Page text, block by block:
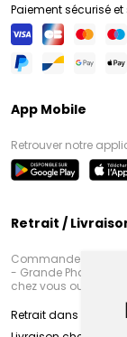
Paiement sécurisé
App Mobile
Retrouver notre
Retrait /
Commandez en
- Grande Pharmacie
chez vous ou en
Retrait dans la